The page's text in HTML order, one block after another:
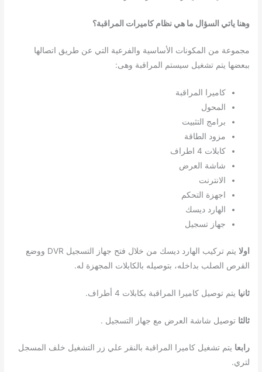
وهنا ياتي السؤال ما هي نظام كاميرات المراقبة؟
مجموعة من المكونات الأساسية والفرعية التي عن طريق اتصالها
ببعضها يتم تشغيل سيستم المراقبة وهى:
كاميرا المراقبة
المحول
برامج التثبيت
مزود الطاقة
كابلات 4 اطراف
شاشة العرض
الانترنت
اجهزة التحكم
الهارد ديسك
جهاز تسجيل
اولا
يتم تركيب الهارد ديسك من خلال فتح جهاز التسجيل DVR ووضع
القرص الصلب بداخله، بتوصيله بالكابلات المجهزة له.
ثانيا يتم توصيل كاميرا المراقبة بكابلات 4 أطراف.
ثالثا توصيل شاشة العرض مع جهاز التسجيل .
رابعا يتم تشغيل كاميرا المراقبة بالنقر علي زر التشغيل خلف المسجل
لتري.